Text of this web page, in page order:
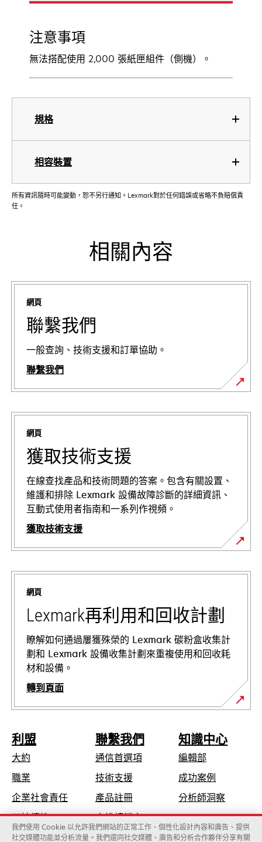
規格
相容裝置
注意事項
無法搭配使用 2,000 張紙匣組件（側機）。
所有資訊隨時可能變動，恕不另行通知。Lexmark對於任何錯誤或省略不負賠償責
任。
相關內容
網頁
聯繫我們
一般查詢、技術支援和訂單協助。
聯繫我們
網頁
獲取技術支援
在線查找產品和技術問題的答案。包含有關設置、
維護和排除 Lexmark 設備故障診斷的詳細資訊、
互動式使用者指南和一系列作視頻。
獲取技術支援
在
新
網頁
Lexmark再利用和回收計劃
瞭解如何通過屢獲殊榮的 Lexmark 碳粉盒收集計
劃和 Lexmark 設備收集計劃來重複使用和回收耗
材和設備。
轉到頁面
利盟
大約
職業
企業社會責任在
新
標
籤
可持續性
聯繫我們
通信首選項
技術支援在
標
籤
中
產品註冊
查找轉銷商
知識中心
編輯部
成功案例
分析師洞察
我們使用 Cookie 以允許我們網站的正常工作、個性化設計內容和廣告、提供
社交媒體功能並分析流量。我們還同社交媒體、廣告和分析合作夥伴分享有關